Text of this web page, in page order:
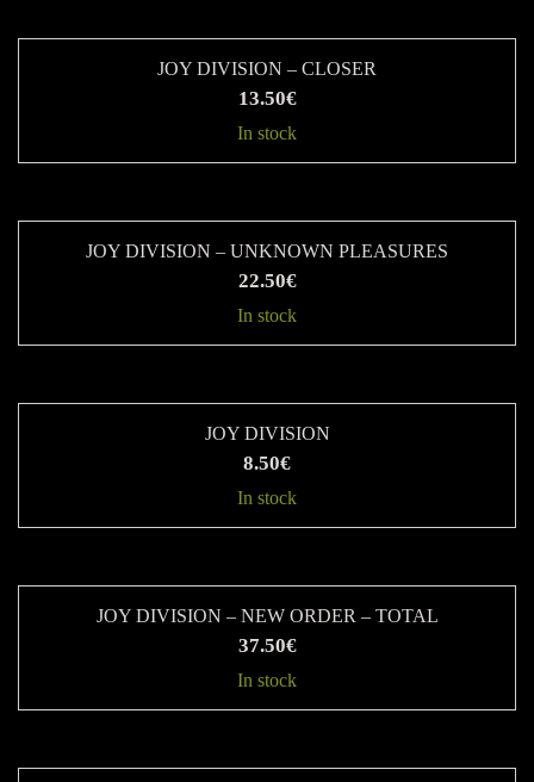
μπορούν
του
προϊόντος
JOY DIVISION – CLOSER
13.50€
In stock
JOY DIVISION – UNKNOWN PLEASURES
22.50€
In stock
προϊόν
έχει
πολλαπλές
παραλλαγές.
επιλογές
μπορούν
επιλεγούν
JOY DIVISION
8.50€
In stock
JOY DIVISION – NEW ORDER – TOTAL
37.50€
In stock